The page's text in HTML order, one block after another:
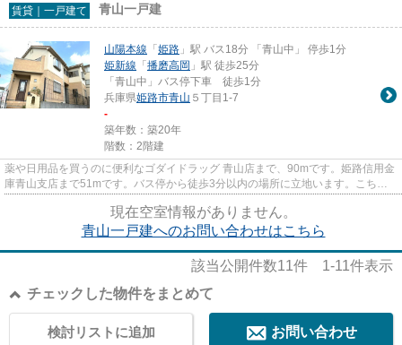
賃貸｜一戸建て 青山一戸建
山陽本線 「姫路 」駅 バス18分 「青山中」 停歩1分
姫新線 「播磨高岡 」駅 徒歩25分
「青山中」バス停下車 徒歩1分
兵庫県姫路市青山 ５丁目1-7
-
築年数：築20年
階数：2階建
薬や日用品を買うのに便利なゴダイドラッグ 青山店まで、90mです。姫路信用金
庫青山支店まで51mです。バス停から徒歩3分以内の場所に立地います。こちら
は一戸建ての物件です。物件を...
現在空室情報がありません。
青山一戸建へのお問い合わせはこちら
該当公開件数11件 1-11件表示
チェックした物件をまとめて
お問い合わせ
検討リストに追加